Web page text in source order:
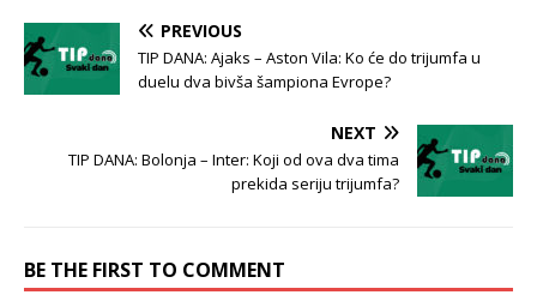
PREVIOUS
TIP DANA: Ajaks – Aston Vila: Ko će do trijumfa u
duelu dva bivša šampiona Evrope?
NEXT
TIP DANA: Bolonja – Inter: Koji od ova dva tima
prekida seriju trijumfa?
BE THE FIRST TO COMMENT